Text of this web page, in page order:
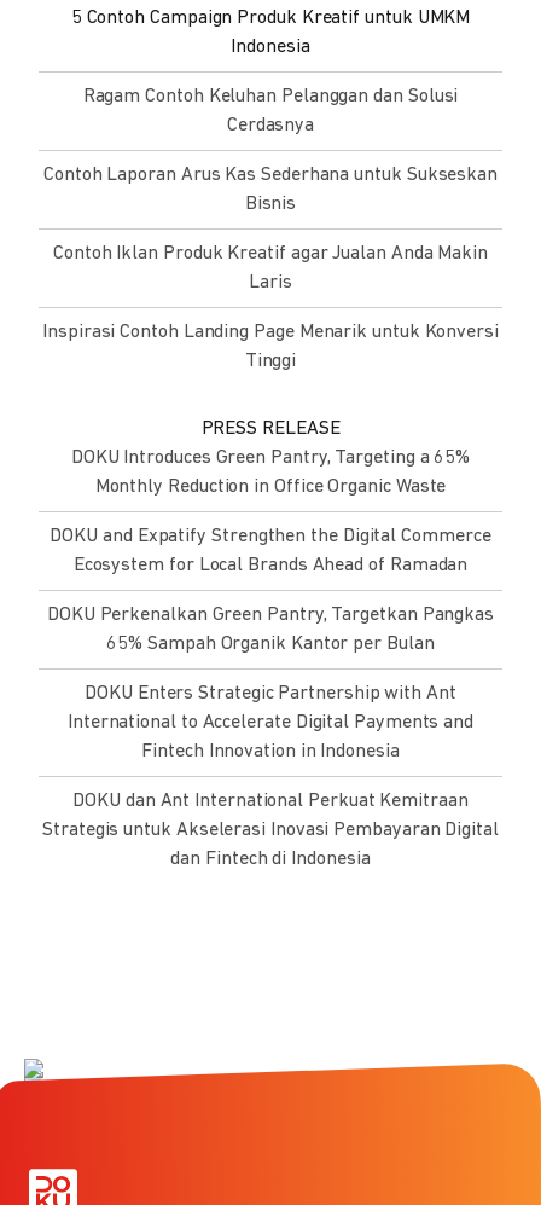
5 Contoh Campaign Produk Kreatif untuk UMKM
Indonesia
Ragam Contoh Keluhan Pelanggan dan Solusi
Cerdasnya
Contoh Laporan Arus Kas Sederhana untuk Sukseskan
Bisnis
Contoh Iklan Produk Kreatif agar Jualan Anda Makin
Laris
Inspirasi Contoh Landing Page Menarik untuk Konversi
Tinggi
PRESS RELEASE
DOKU Introduces Green Pantry, Targeting a 65%
Monthly Reduction in Office Organic Waste
DOKU and Expatify Strengthen the Digital Commerce
Ecosystem for Local Brands Ahead of Ramadan
DOKU Perkenalkan Green Pantry, Targetkan Pangkas
65% Sampah Organik Kantor per Bulan
DOKU Enters Strategic Partnership with Ant
International to Accelerate Digital Payments and
Fintech Innovation in Indonesia
DOKU dan Ant International Perkuat Kemitraan
Strategis untuk Akselerasi Inovasi Pembayaran Digital
dan Fintech di Indonesia